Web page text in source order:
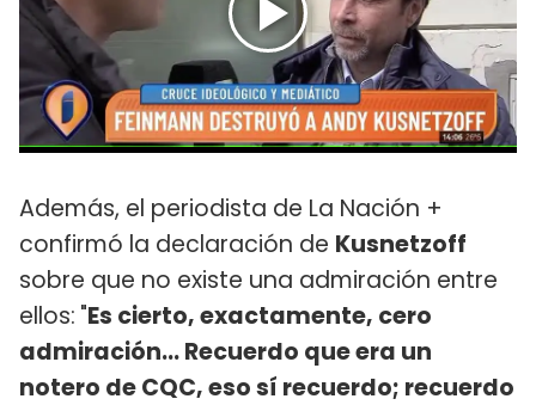
Además, el periodista de La Nación +
confirmó la declaración de Kusnetzoff
sobre que no existe una admiración entre
ellos: "Es cierto, exactamente, cero
admiración... Recuerdo que era un
notero de CQC, eso sí recuerdo; recuerdo